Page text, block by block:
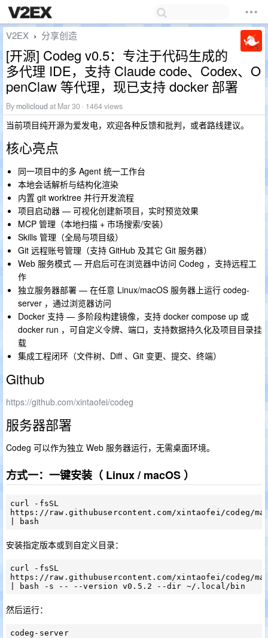
V2EX › 分享创造
[开源] Codeg v0.5：专注于代码生成的
多代理 IDE，支持 Claude code、Codex、O
penClaw 等代理，现已支持 docker 部署
By molicloud at Mar 30 · 1464 views
当前项目纯开源为爱发电，欢迎各种反馈和批判，或者路线建议。
核心亮点
同一项目中的多 Agent 统一工作台
本地会话解析与结构化渲染
内置 git worktree 并行开发流程
项目启动器 — 可视化创建新项目，实时预览效果
MCP 管理（本地扫描 + 市场搜索/安装）
Skills 管理（全局与项目级）
Git 远程账号管理（支持 GitHub 及其它 Git 服务器）
Web 服务模式 — 开启后可在浏览器中访问 Codeg ，支持远程工
作
独立服务器部署 — 在任意 Linux/macOS 服务器上运行 codeg-
server ，通过浏览器访问
Docker 支持 — 多阶段构建镜像，支持 docker compose up 或
docker run ，可自定义令牌、端口，支持数据持久化及项目目录挂
载
集成工程闭环（文件树、Diff 、Git 变更、提交、终端）
Github
https://github.com/xintaofei/codeg
服务器部署
Codeg 可以作为独立 Web 服务器运行，无需桌面环境。
方式一：一键安装（ Linux / macOS ）
curl -fsSL
https://raw.githubusercontent.com/xintaofei/codeg/
安装指定版本或到自定义目录：
curl -fsSL
https://raw.githubusercontent.com/xintaofei/codeg/
然后运行：
codeg-server